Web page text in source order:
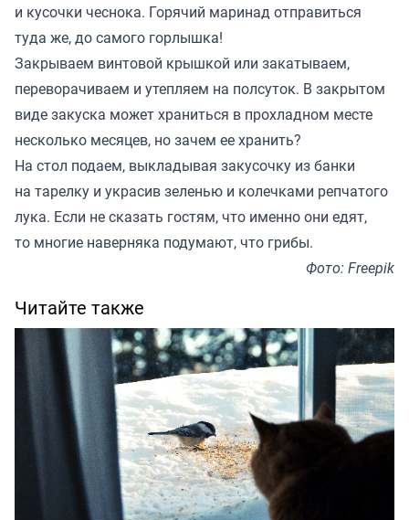
и кусочки чеснока. Горячий маринад отправиться
туда же, до самого горлышка!
Закрываем винтовой крышкой или закатываем,
переворачиваем и утепляем на полсуток. В закрытом
виде закуска может храниться в прохладном месте
несколько месяцев, но зачем ее хранить?
На стол подаем, выкладывая закусочку из банки
на тарелку и украсив зеленью и колечками репчатого
лука. Если не сказать гостям, что именно они едят,
то многие наверняка подумают, что грибы.
Фото: Freepik
Читайте также